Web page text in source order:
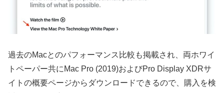
過去のMacとのパフォーマンス比較も掲載され、両ホワイ
トペーパー共にMac Pro (2019)およびPro Display XDRサ
イトの概要ページからダウンロードできるので、購入を検